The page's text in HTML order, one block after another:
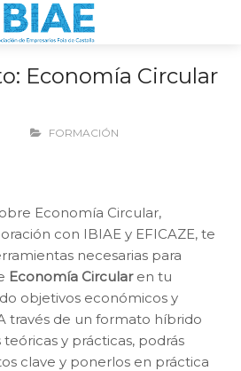
Economía Circular
FORMACIÓN
Economía Circular,
con IBIAE y EFICAZE, te
necesarias para
Economía Circularen tu
objetivos económicos y
través de un formato híbrido
y prácticas, podrás
clave y ponerlos en práctica